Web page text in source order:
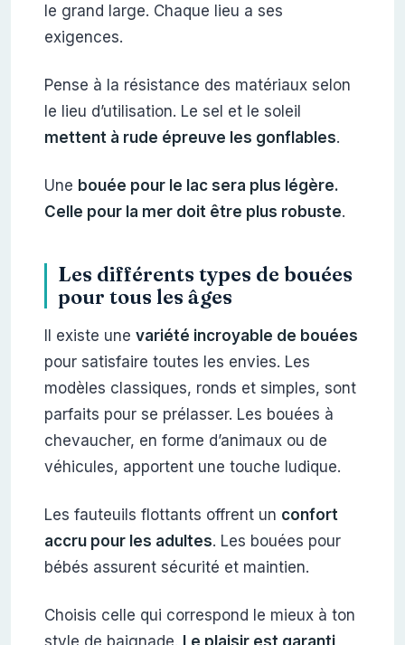
le grand large. Chaque lieu a ses
exigences.
Pense à la résistance des matériaux selon
le lieu d’utilisation. Le sel et le soleil
mettent à rude épreuve les gonflables.
Une bouée pour le lac sera plus légère.
Celle pour la mer doit être plus robuste.
Les différents types de bouées
pour tous les âges
Il existe une variété incroyable de bouées
pour satisfaire toutes les envies. Les
modèles classiques, ronds et simples, sont
parfaits pour se prélasser. Les bouées à
chevaucher, en forme d’animaux ou de
véhicules, apportent une touche ludique.
Les fauteuils flottants offrent un confort
accru pour les adultes. Les bouées pour
bébés assurent sécurité et maintien.
Choisis celle qui correspond le mieux à ton
style de baignade. Le plaisir est garanti